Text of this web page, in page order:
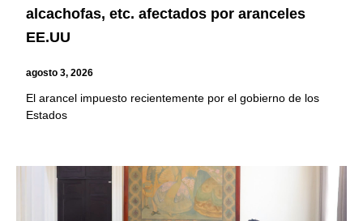
alcachofas, etc. afectados por aranceles
EE.UU
agosto 3, 2026
El arancel impuesto recientemente por el gobierno de los
Estados